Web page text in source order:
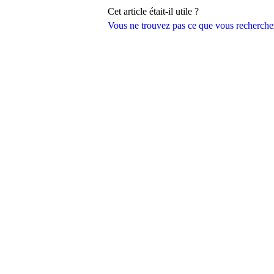
Vous ne trouvez pas ce que vous
Cet article était-il utile ?